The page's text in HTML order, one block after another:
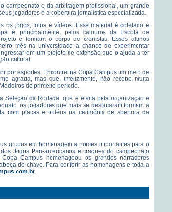
campeonato e da arbitragem profissional, um grande
jogadores é a cobertura jornalística especializada.
os jogos, fotos e vídeos. Esse material é coletado e
e, principalmente, pelos calouros da Escola de
e formam o corpo de cronistas. Esses alunos
mês na universidade a chance de experimentar
em um projeto de extensão que o ajuda a ter
cultural.
por esportes. Encontrei na Copa Campus um meio de
agrada, mas que, infelizmente, não recebe muita
do primeiro período.
Seleção da Rodada, que é eleita pela organização e
os jogadores que mais se destacaram formam a
com placas e troféus na cerimônia de abertura da
grupos em homenagem a nomes importantes para o
Jogos Pan-americanos e craques do campeonato
Campus homenageou os grandes narradores
de-chave. Para conferir as homenagens e toda a
.